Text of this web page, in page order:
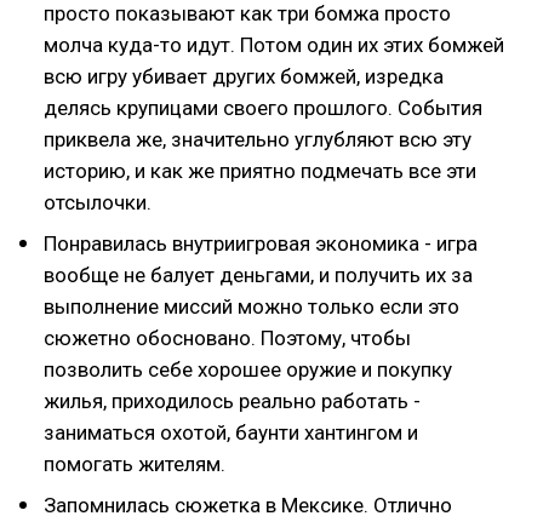
просто показывают как три бомжа просто
молча куда-то идут. Потом один их этих бомжей
всю игру убивает других бомжей, изредка
делясь крупицами своего прошлого. События
приквела же, значительно углубляют всю эту
историю, и как же приятно подмечать все эти
отсылочки.
Понравилась внутриигровая экономика - игра
вообще не балует деньгами, и получить их за
выполнение миссий можно только если это
сюжетно обосновано. Поэтому, чтобы
позволить себе хорошее оружие и покупку
жилья, приходилось реально работать -
заниматься охотой, баунти хантингом и
помогать жителям.
Запомнилась сюжетка в Мексике. Отлично